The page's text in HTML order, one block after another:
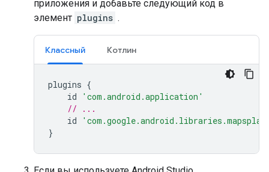
приложения и добавьте следующий код в
элемент plugins .
Классный Котлин
plugins {
id
'com.android.application'
// ...
id
}